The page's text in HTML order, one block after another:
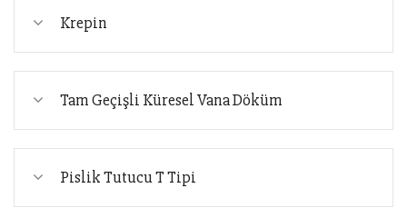
Krepin
Tam Geçişli Küresel Vana Döküm
Pislik Tutucu T Tipi